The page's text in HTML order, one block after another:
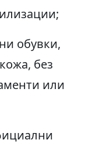
обувки,
без
или